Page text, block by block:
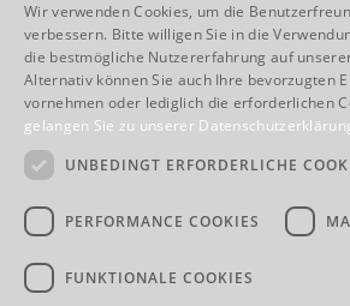
Tel.:+49 6104 4059 - 60
Fax: +49 6104 4059 - 70
info@stahlbecker.de
QUICKLINKS
Produkte
Unternehmen
AGB
Datenschutz
Wir verwenden Cookies, um die
verbessern. Bitte willigen Sie in die
die bestmögliche Nutzererfahrung auf
Alternativ können Sie auch Ihre bevorzugten
vornehmen oder lediglich die erforderlichen
gelangen Sie zu unserer
UNBEDINGT ERFORDERLICHE
PERFORMANCE COOKIES
FUNKTIONALE COOKIES